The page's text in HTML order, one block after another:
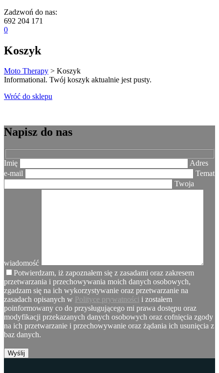
Zadzwoń do nas:
692 204 171
0
Koszyk
Moto Therapy > Koszyk
Informational. Twój koszyk aktualnie jest pusty.
Wróć do sklepu
Napisz do nas
Imię
Adres
e-mail
Temat
Twoja
wiadomość
Potwierdzam, iż zapoznałem się z zasadami oraz zakresem
przetwarzania i przechowywania moich danych osobowych,
zgadzam się na ich wykorzystywanie oraz przetwarzanie na
zasadach opisanych w Polityce prywatności i zostałem
poinformowany co do przysługującego mi prawa dostępu oraz
modyfikacji przekazanych danych osobowych oraz cofnięcia zgody
na ich przetwarzanie i przechowywanie oraz żądania ich usunięcia z
baz danych.